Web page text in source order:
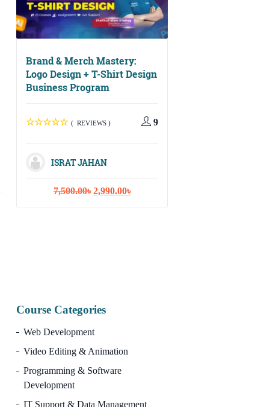
Brand & Merch Mastery:
Logo Design + T-Shirt Design
Business Program
( REVIEWS ) 9
ISRAT JAHAN
7,500.00৳ Original
2,990.00৳Current
Course Categories
Web Development
Video Editing & Animation
Programming & Software
Development
IT Support & Data Management